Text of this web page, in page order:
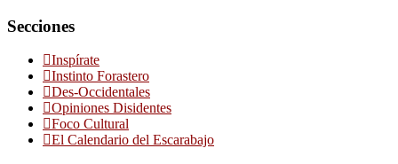
Secciones
Inspírate
Instinto Forastero
Des-Occidentales
Opiniones Disidentes
Foco Cultural
El Calendario del Escarabajo